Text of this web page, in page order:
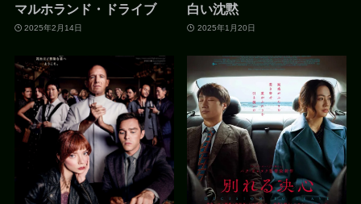
マルホランド・ドライブ
2025年2月14日
白い沈黙
2025年1月20日